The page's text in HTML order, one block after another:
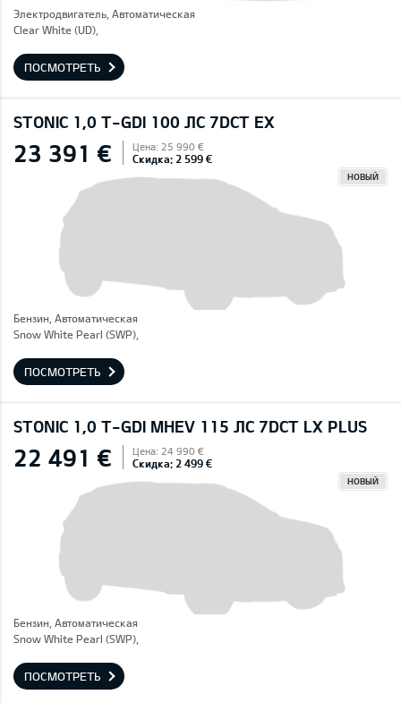
Электродвигатель, Автоматическая
Clear White (UD),
ПОСМОТРЕТЬ
STONIC 1,0 T-GDI 100 ЛС 7DCT EX
23 391 € Цена: 25 990 €
Скидка: 2 599 €
НОВЫЙ
Бензин, Автоматическая
Snow White Pearl (SWP),
ПОСМОТРЕТЬ
STONIC 1,0 T-GDI MHEV 115 ЛС 7DCT LX PLUS
22 491 € Цена: 24 990 €
Скидка: 2 499 €
НОВЫЙ
Бензин, Автоматическая
Snow White Pearl (SWP),
ПОСМОТРЕТЬ